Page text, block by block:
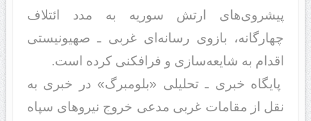
پیشروی‌های ارتش سوریه به مدد ائتلاف
چهارگانه، بازوی رسانه‌ای غربی ـ صهیونیستی
اقدام به شایعه‌سازی و فرافکنی کرده است.
پایگاه خبری ـ تحلیلی «بلومبرگ» در خبری به
نقل از مقامات غربی مدعی خروج نیروهای سپاه